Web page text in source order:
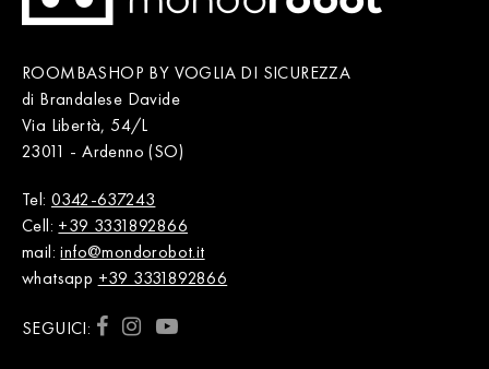
ROOMBASHOP BY VOGLIA DI SICUREZZA
di Brandalese Davide
Via Libertà, 54/L
23011 - Ardenno (SO)
Tel: 0342-637243
Cell: +39 3331892866
mail:info@mondorobot.it
whatsapp +39 3331892866
SEGUICI: